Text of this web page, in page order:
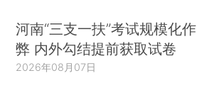
河南“三支一扶”考试规模化作
弊 内外勾结提前获取试卷
2026年08月07日